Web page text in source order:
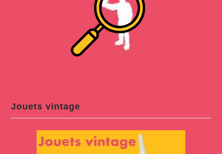
Jouets vintage